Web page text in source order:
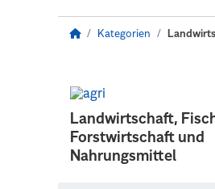
Kategorien
Landwirtschaft,
Forstwirtschaft und
Nahrungsmittel